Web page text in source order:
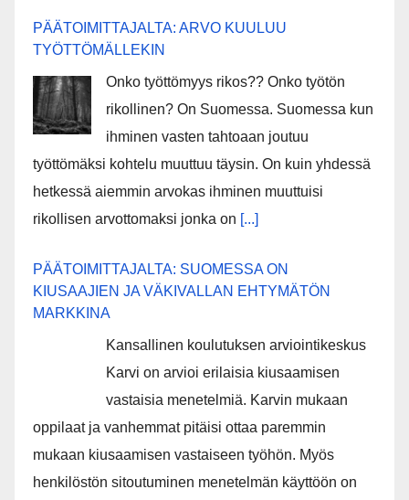
PÄÄTOIMITTAJALTA: ARVO KUULUU
TYÖTTÖMÄLLEKIN
Onko työttömyys rikos?? Onko työtön
rikollinen? On Suomessa. Suomessa kun
ihminen vasten tahtoaan joutuu
työttömäksi kohtelu muuttuu täysin. On kuin yhdessä
hetkessä aiemmin arvokas ihminen muuttuisi
rikollisen arvottomaksi jonka on [...]
PÄÄTOIMITTAJALTA: SUOMESSA ON
KIUSAAJIEN JA VÄKIVALLAN EHTYMÄTÖN
MARKKINA
Kansallinen koulutuksen arviointikeskus
Karvi on arvioi erilaisia kiusaamisen
vastaisia menetelmiä. Karvin mukaan
oppilaat ja vanhemmat pitäisi ottaa paremmin
mukaan kiusaamisen vastaiseen työhön. Myös
henkilöstön sitoutuminen menetelmän käyttöön on